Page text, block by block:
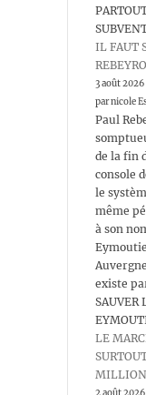
IL FAUT
3 août 2026
par nicole
Paul
de la fin
console
le
même
à son
existe
SAUVER
LE